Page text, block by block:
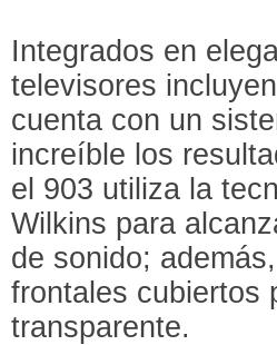
Integrados en
televisores
cuenta con un
increíble los
el 903 utiliza la
Wilkins para
de sonido;
frontales cubiertos
transparente.